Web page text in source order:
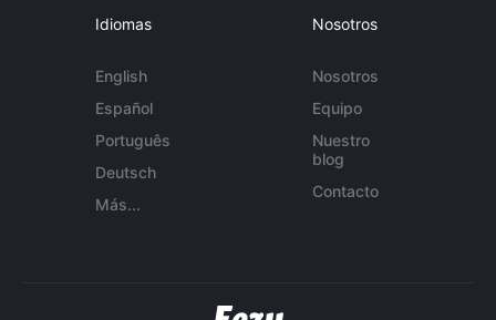
Idiomas
English
Español
Português
Deutsch
Más...
Nosotros
Nosotros
Equipo
Nuestro
blog
Contacto